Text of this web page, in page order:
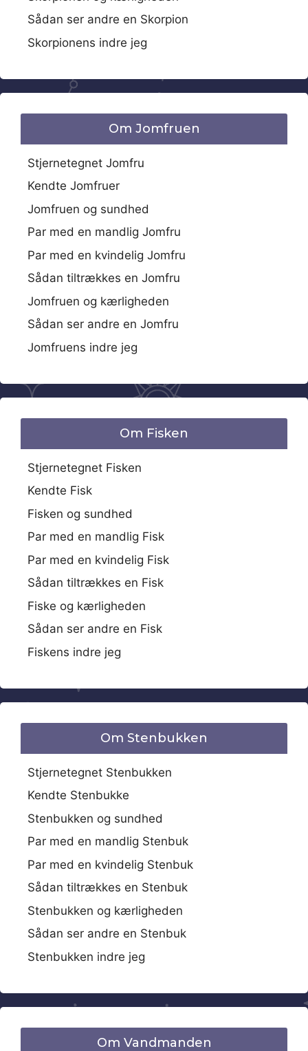
Sådan ser andre en Skorpion
Skorpionens indre jeg
Om Jomfruen
Stjernetegnet Jomfru
Kendte Jomfruer
Jomfruen og sundhed
Par med en mandlig Jomfru
Par med en kvindelig Jomfru
Sådan tiltrækkes en Jomfru
Jomfruen og kærligheden
Sådan ser andre en Jomfru
Jomfruens indre jeg
Om Fisken
Stjernetegnet Fisken
Kendte Fisk
Fisken og sundhed
Par med en mandlig Fisk
Par med en kvindelig Fisk
Sådan tiltrækkes en Fisk
Fiske og kærligheden
Sådan ser andre en Fisk
Fiskens indre jeg
Om Stenbukken
Stjernetegnet Stenbukken
Kendte Stenbukke
Stenbukken og sundhed
Par med en mandlig Stenbuk
Par med en kvindelig Stenbuk
Sådan tiltrækkes en Stenbuk
Stenbukken og kærligheden
Sådan ser andre en Stenbuk
Stenbukken indre jeg
Om Vandmanden